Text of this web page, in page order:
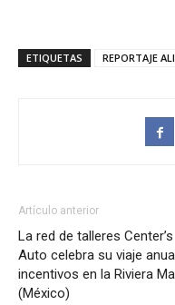
ETIQUETAS REPORTAJE
Artículo anterior
La red de talleres Center’s
Auto celebra su viaje
incentivos en la Riviera
(México)